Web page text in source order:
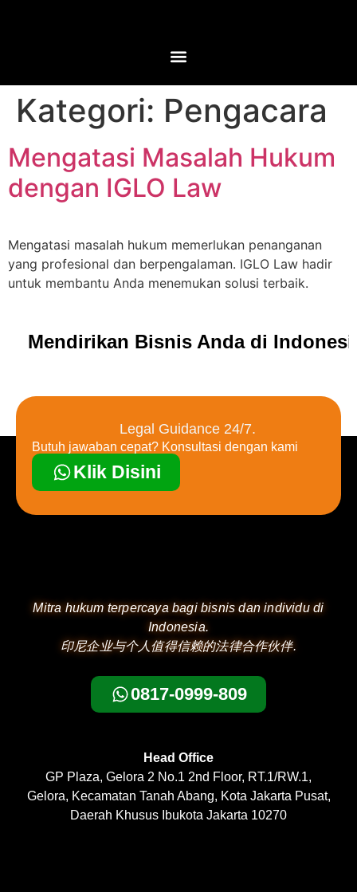
Kategori: Pengacara
Mengatasi Masalah Hukum
dengan IGLO Law
Mengatasi masalah hukum memerlukan penanganan
yang profesional dan berpengalaman. IGLO Law hadir
untuk membantu Anda menemukan solusi terbaik.
Mendirikan Bisnis Anda di
Legal Guidance 24/7.
Butuh jawaban cepat? Konsultasi dengan kami
Klik Disini
Mitra hukum terpercaya bagi bisnis dan individu di
Indonesia.
印尼企业与个人值得信赖的法律合作伙伴.
0817-0999-809
Head Office
GP Plaza, Gelora 2 No.1 2nd Floor, RT.1/RW.1,
Gelora, Kecamatan Tanah Abang, Kota Jakarta Pusat,
Daerah Khusus Ibukota Jakarta 10270